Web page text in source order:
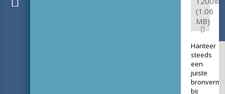
(1.06
MB)
Hanteer
steeds
een
juiste
bij